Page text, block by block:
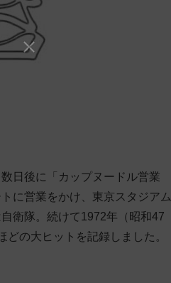
日後に「カップヌードル営業
に営業をかけ、東京スタジアム
衛隊。続けて1972年（昭和47
の大ヒットを記録しました。